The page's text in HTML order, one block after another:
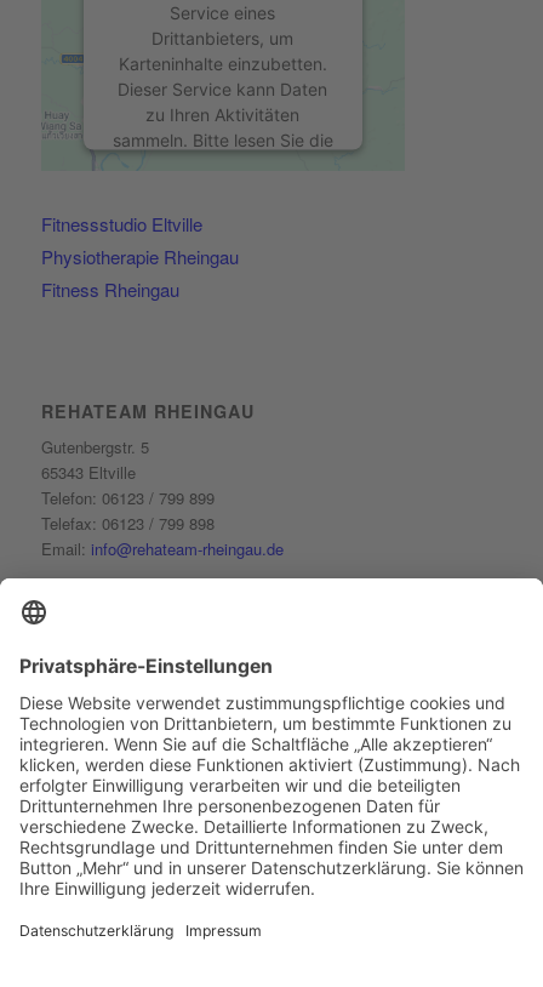
Service eines
Drittanbieters, um
Karteninhalte einzubetten.
Dieser Service kann Daten
zu Ihren Aktivitäten
sammeln. Bitte lesen Sie die
Service zu, um diese Karte
Mehr Informationen
powered byUsercentrics
Platform
Fitnessstudio Eltville
Physiotherapie Rheingau
Fitness Rheingau
REHATEAM RHEINGAU
Gutenbergstr. 5
65343 Eltville
Telefon: 06123 / 799 899
Telefax: 06123 / 799 898
Email: info@rehateam-rheingau.de
Montag bis Donnerstag
Freitag
7:00 - 15:00 Uhr
FOLGE UNS AUF FACEBOOK
Facebook laden